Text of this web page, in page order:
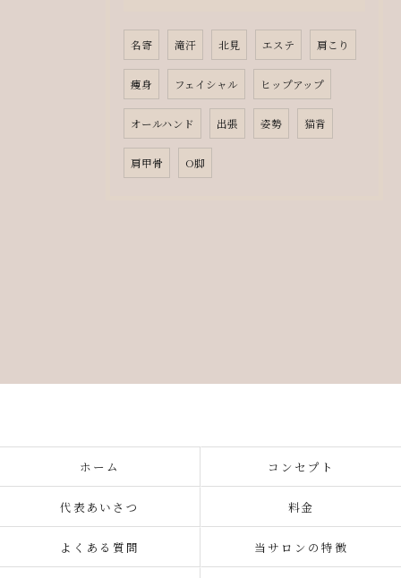
名寄 滝汗 北見 エステ 肩こり
痩身 フェイシャル ヒップアップ
オールハンド 出張 姿勢 猫背
肩甲骨 O脚
ホーム コンセプト
代表あいさつ 料金
よくある質問 当サロンの特徴